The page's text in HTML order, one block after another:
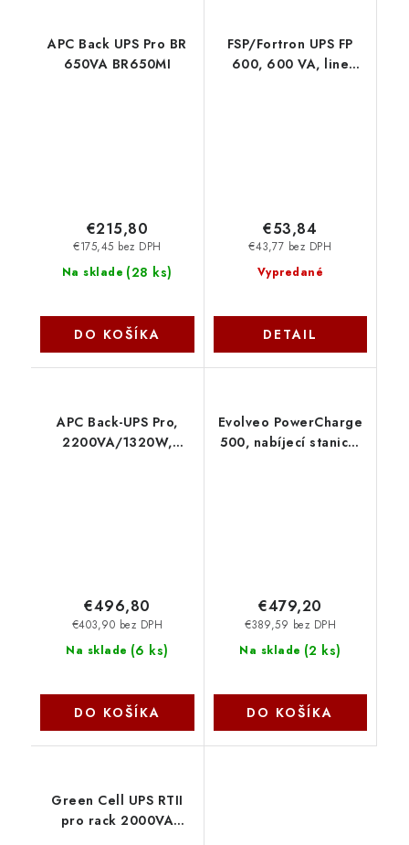
APC Back UPS Pro BR
650VA BR650MI
Na sklade (28 ks)
€175,45 bez DPH
€215,80
DO KOŠÍKA
FSP/Fortron UPS FP
600, 600 VA, line
Vypredané
€43,77 bez DPH
€53,84
DETAIL
APC Back-UPS Pro,
2200VA/1320W,
Na sklade (6 ks)
€403,90 bez DPH
€496,80
DO KOŠÍKA
Evolveo PowerCharge
500, nabíjecí stanice,
Na sklade (2 ks)
€389,59 bez DPH
€479,20
DO KOŠÍKA
Green Cell UPS RTII
pro rack 2000VA